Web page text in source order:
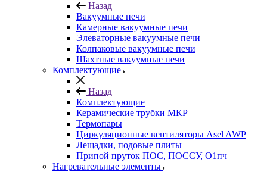
Назад
Вакуумные печи
Камерные вакуумные печи
Элеваторные вакуумные печи
Колпаковые вакуумные печи
Шахтные вакуумные печи
Комплектующие
Назад
Комплектующие
Керамические трубки МКР
Термопары
Циркуляционные вентиляторы Asel AWP
Лещадки, подовые плиты
Припой пруток ПОС, ПОССУ, О1пч
Нагревательные элементы